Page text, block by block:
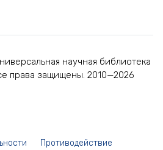
научная библиотека
права защищены. 2010—2026
Противодействие